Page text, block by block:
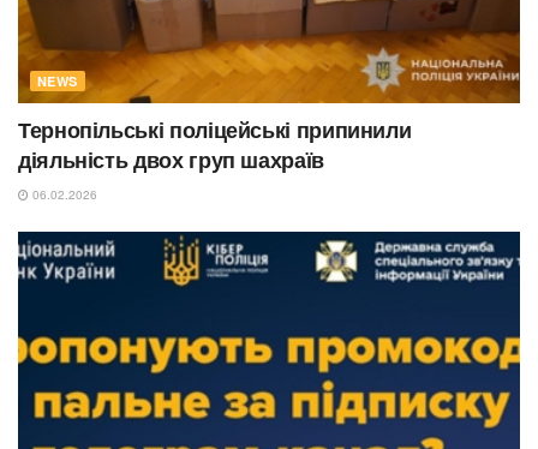
NEWS
Тернопільські поліцейські припинили
діяльність двох груп шахраїв
06.02.2026